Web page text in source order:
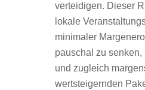
verteidigen. Dieser
lokale
minimaler
pauschal zu
und zugleich
wertsteigernden